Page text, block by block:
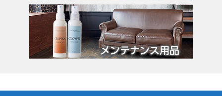
クロコラックス
クロムハーツ
コーチ
コールハーン